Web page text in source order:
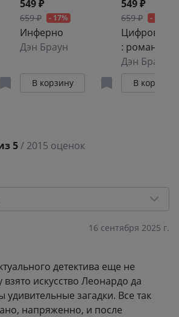
549 ₽
659 ₽ - 17%
Инферно
Дэн Браун
В корзину
549 ₽
659 ₽ - 17%
Цифровая
: роман
Дэн Браун
В корзину
5/ 2015 оценок
1
104
16 сентября 2025 г.
детектива еще не
взято искусство Леонардо да
загадки. Все так
напряженно, и после